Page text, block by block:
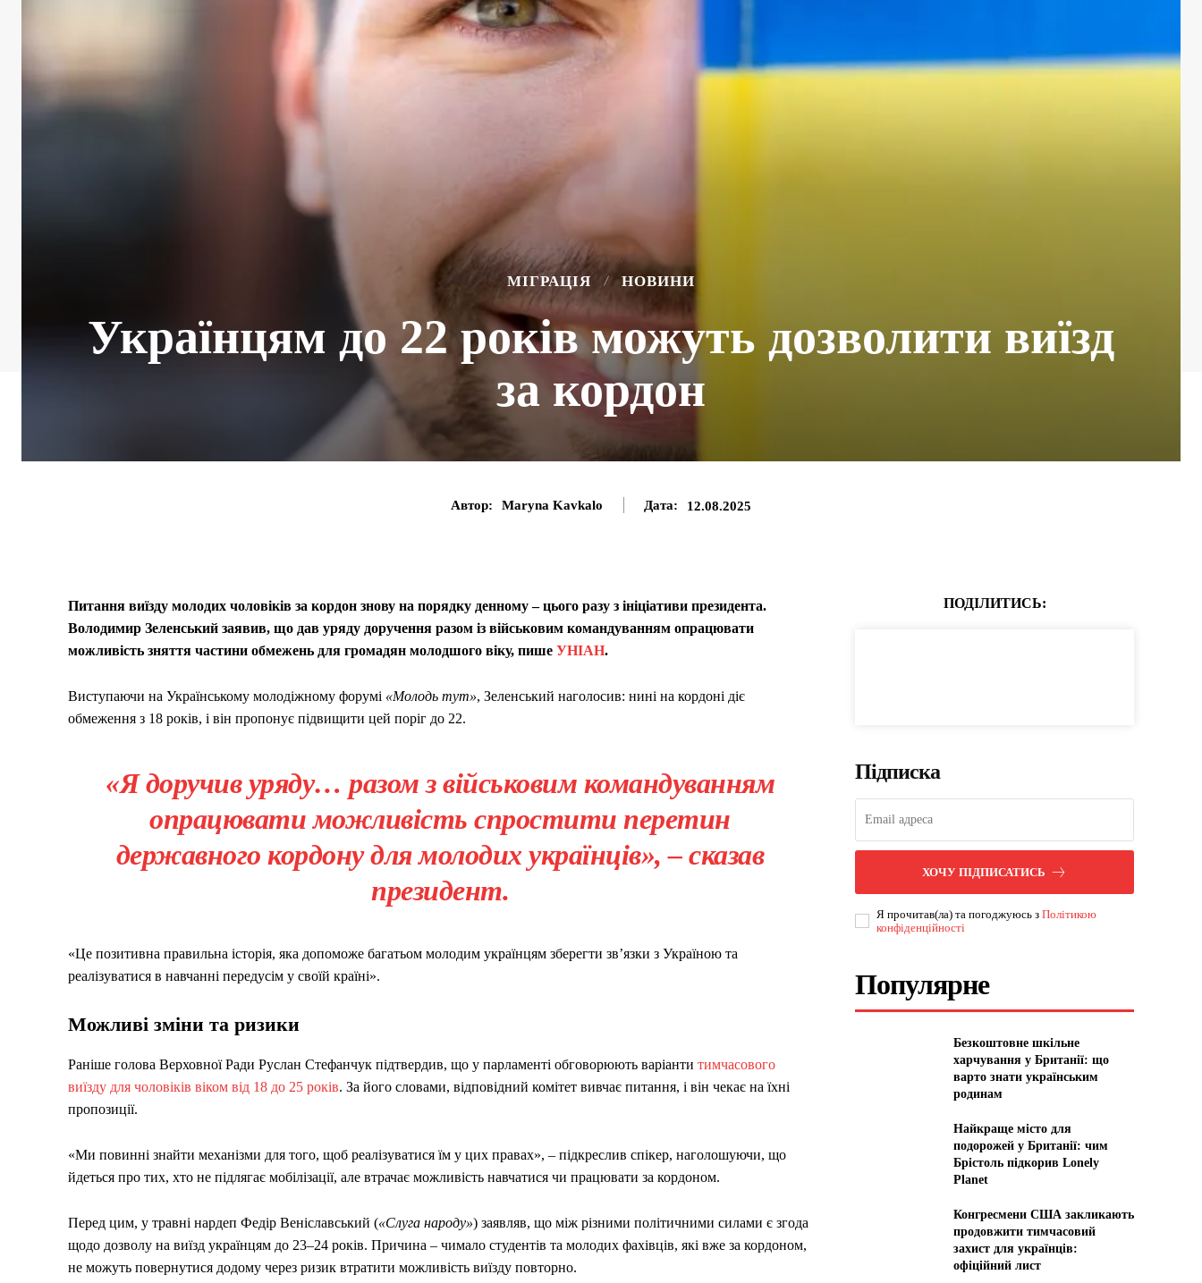
МІГРАЦІЯ НОВИНИ
Українцям до 22 років можуть дозволити виїзд
за кордон
Автор: Maryna Kavkalo Дата: 12.08.2025
Питання виїзду молодих чоловіків за кордон знову на порядку денному – цього разу з ініціативи президента.
Володимир Зеленський заявив, що дав уряду доручення разом із військовим командуванням опрацювати
можливість зняття частини обмежень для громадян молодшого віку, пише УНІАН.
Виступаючи на Українському молодіжному форумі «Молодь тут», Зеленський наголосив: нині на кордоні діє
обмеження з 18 років, і він пропонує підвищити цей поріг до 22.
«Я доручив уряду… разом з військовим командуванням
опрацювати можливість спростити перетин
державного кордону для молодих українців», – сказав
президент.
«Це позитивна правильна історія, яка допоможе багатьом молодим українцям зберегти зв’язки з Україною та
реалізуватися в навчанні передусім у своїй країні».
Можливі зміни та ризики
Раніше голова Верховної Ради Руслан Стефанчук підтвердив, що у парламенті обговорюють варіанти тимчасового
виїзду для чоловіків віком від 18 до 25 років. За його словами, відповідний комітет вивчає питання, і він чекає на їхні
пропозиції.
«Ми повинні знайти механізми для того, щоб реалізуватися їм у цих правах», – підкреслив спікер, наголошуючи, що
йдеться про тих, хто не підлягає мобілізації, але втрачає можливість навчатися чи працювати за кордоном.
Перед цим, у травні нардеп Федір Веніславський («Слуга народу») заявляв, що між різними політичними силами є згода
щодо дозволу на виїзд українцям до 23–24 років. Причина – чимало студентів та молодих фахівців, які вже за кордоном,
не можуть повернутися додому через ризик втратити можливість виїзду повторно.
ПОДІЛИТИСЬ:
Підписка
ХОЧУ ПІДПИСАТИСЬ
Я прочитав(ла) та погоджуюсь зПолітикою
конфіденційності
Популярне
Безкоштовне шкільне
харчування у Британії: що
варто знати українським
родинам
Найкраще місто для
подорожей у Британії: чим
Брістоль підкорив Lonely
Planet
Конгресмени США закликають
продовжити тимчасовий
захист для українців:
офіційний лист